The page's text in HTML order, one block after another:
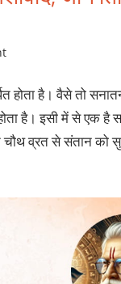
होता है। वैसे तो
है। इसी में से एक
व्रत से संतान को